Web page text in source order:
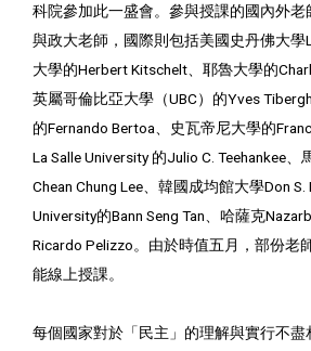
科院參加此一盛會。參與授課的國內外
與政大老師，國際則包括美國史丹佛大學
大學的Herbert Kitschelt、耶魯大學的
英屬哥倫比亞大學（UBC）的Yves
的Fernando Bertoa、史瓦帝尼大學的
La Salle University 的Julio C. Teehankee
Chean Chung Lee、韓國成均館大學Don
University的Bann Seng Tan、哈薩克
Ricardo Pelizzo。由於時值五月，部份老
能線上授課。
每個國家對於「民主」的理解與實行不